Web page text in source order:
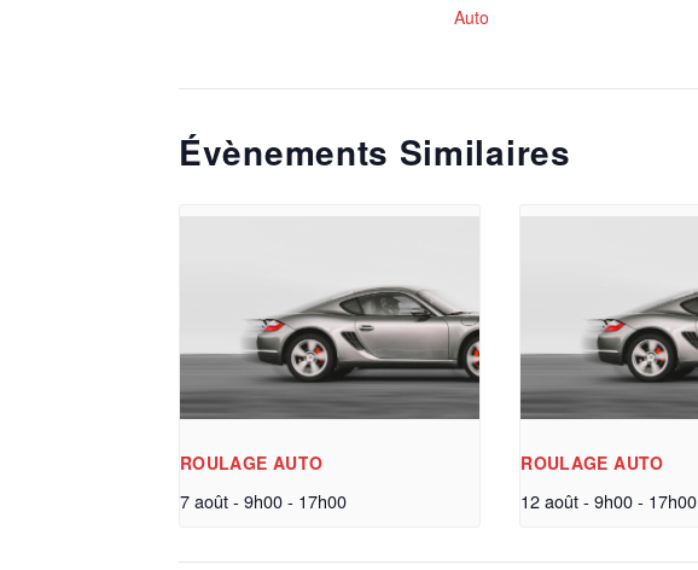
Auto
Évènements Similaires
ROULAGE AUTO
7 août - 9h00- 17h00
ROULAGE AUTO
12 août - 9h00 - 17h00